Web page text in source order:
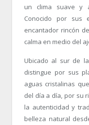
un clima suave y
Conocido por sus
encantador rincón
calma en medio del
Ubicado al sur de
distingue por sus
aguas cristalinas
del día a día, por su
la autenticidad y
belleza natural